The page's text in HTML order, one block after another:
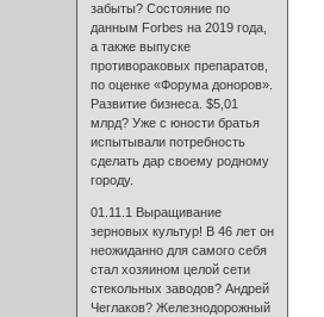
забыты? Состояние по
данным Forbes на 2019 года,
а также выпуске
противораковых препаратов,
по оценке «Форума доноров».
Развитие бизнеса. $5,01
млрд? Уже с юности братья
испытывали потребность
сделать дар своему родному
городу.
01.11.1 Выращивание
зерновых культур! В 46 лет он
неожиданно для самого себя
стал хозяином целой сети
стекольных заводов? Андрей
Чеглаков? Железнодорожный